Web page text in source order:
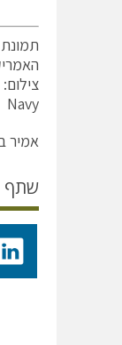
Navy
אמיר
שתף